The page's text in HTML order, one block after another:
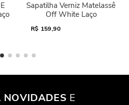
Sapatilha Verniz Matelassê
Off White Laço
R$ 159,90
NOVIDADES E